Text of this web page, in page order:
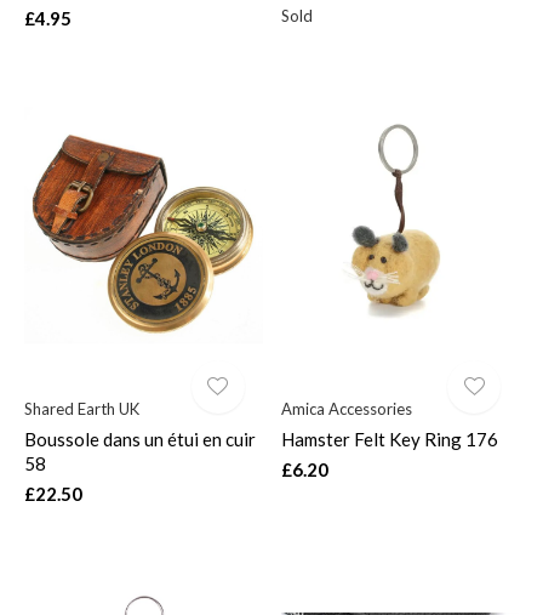
£4.95
Sold
Shared Earth UK
Boussole dans un étui en cuir
58
£22.50
Amica Accessories
Hamster Felt Key Ring 176
£6.20